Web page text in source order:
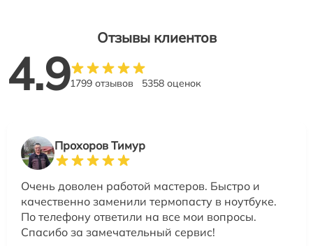
Отзывы клиентов
4.91799 отзывов 5358 оценок
Прохоров Тимур
Очень доволен работой мастеров. Быстро и
качественно заменили термопасту в ноутбуке.
По телефону ответили на все мои вопросы.
Спасибо за замечательный сервис!